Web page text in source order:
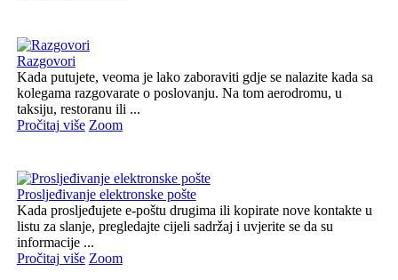
Razgovori
Kada putujete, veoma je lako zaboraviti gdje se nalazite kada sa
kolegama razgovarate o poslovanju. Na tom aerodromu, u
taksiju, restoranu ili ...
Pročitaj više Zoom
Prosljeđivanje elektronske pošte
Kada prosljeđujete e-poštu drugima ili kopirate nove kontakte u
listu za slanje, pregledajte cijeli sadržaj i uvjerite se da su
informacije ...
Pročitaj više Zoom